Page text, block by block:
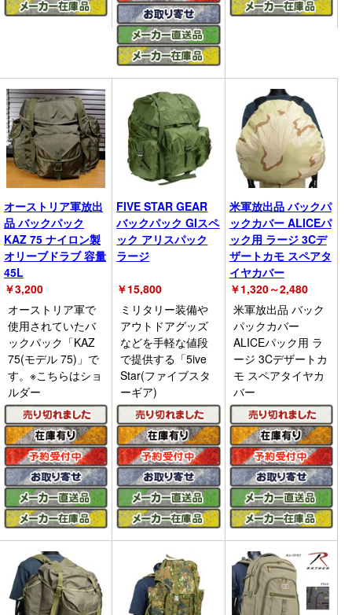
オーストリア軍放出
品 バックパック
KAZ 75 ナイロン製
オリーブドラブ 容量
45L
￥3,200
オーストリア軍で
使用されていたバ
ックパック「KAZ
75(モデル 75)」で
す。※こちらはショ
ルダー
FIVE STAR GEAR
バックパック GIスペ
ック アリスパック
ラージ
￥15,800
ミリタリー装備や
アウトドアグッズ
などを手軽な値段
で提供する「5ive
Star(ファイブスタ
ーギア)
米軍放出品 バックパ
ックカバー ALICEパ
ック用 ラージ 3Cデ
ザートカモ スペアタ
イヤカバー
￥1,320～2,480
米軍放出品 バック
パックカバー
ALICEパック用 ラ
ージ 3Cデザートカ
モ スペアタイヤカ
バー